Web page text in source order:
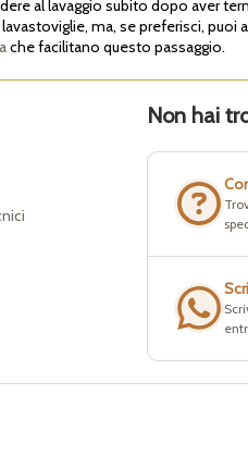
al lavaggio subito dopo aver
ma, se preferisci, puoi
che facilitano questo passaggio.
Non hai